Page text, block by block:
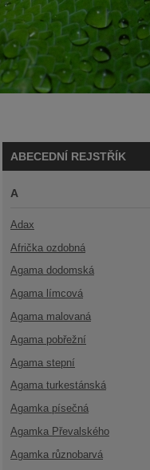
ABECEDNÍ REJSTŘÍK
A
Adax
Afrička ozdobná
Agama dodomská
Agama límcová
Agama malovaná
Agama pobřežní
Agama stepní
Agama turkestánská
Agamka písečná
Agamka Převalského
Agamka různobarvá